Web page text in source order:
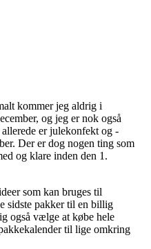
kommer jeg aldrig i
og jeg er nok også
er julekonfekt og -
Der er dog nogen ting som
og klare inden den 1.
som kan bruges til
sidste pakker til en billig
også vælge at købe hele
til lige omkring